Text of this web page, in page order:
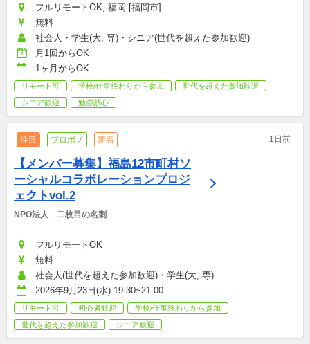
フルリモートOK, 福岡 [福岡市]
無料
社会人・学生(大, 専)・シニア(世代を超えた参加歓迎)
月1回からOK
1ヶ月からOK
リモート可 学校/仕事終わりから参加
世代を超えた参加歓迎
シニア歓迎
勉強熱心
注目 プロボノ 新着 1日前
【メンバー募集】福島12市町村ソ
ーシャルコラボレーションプロジ
ェクトvol.2
NPO法人　二枚目の名刺
フルリモートOK
無料
社会人(世代を超えた参加歓迎)・学生(大, 専)
2026年9月23日(水) 19:30~21:00
リモート可 初心者歓迎
学校/仕事終わりから参加
世代を超えた参加歓迎
シニア歓迎